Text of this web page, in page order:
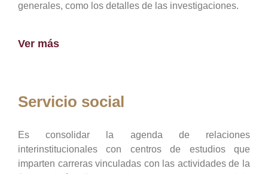
generales, como los detalles de las investigaciones.
Ver más
Servicio social
Es consolidar la agenda de relaciones
interinstitucionales con centros de estudios que
imparten carreras vinculadas con las actividades de la